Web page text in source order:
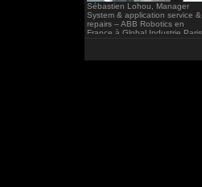
Sébastien Lohou, Manager
System & application service &
repairs – ABB Robotics en
France à Global Industrie Paris